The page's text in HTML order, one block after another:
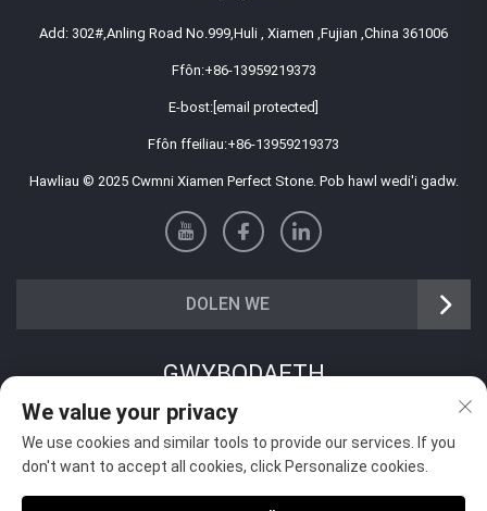
Add: 302#,Anling Road No.999,Huli , Xiamen ,Fujian ,China 361006
Ffôn:+86-13959219373
E-bost: [email protected]
Ffôn ffeiliau:+86-13959219373
Hawliau © 2025 Cwmni Xiamen Perfect Stone. Pob hawl wedi'i gadw.
DOLEN WE
GWYBODAETH
Cofrestrwch i dderbyn ein cylchlythyr wythnosol
We value your privacy
We use cookies and similar tools to provide our services. If you
don't want to accept all cookies, click Personalize cookies.